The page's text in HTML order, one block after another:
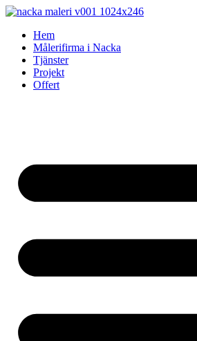
Skip
contentHem
Målerifirma i Nacka
Tjänster
Projekt
Offert